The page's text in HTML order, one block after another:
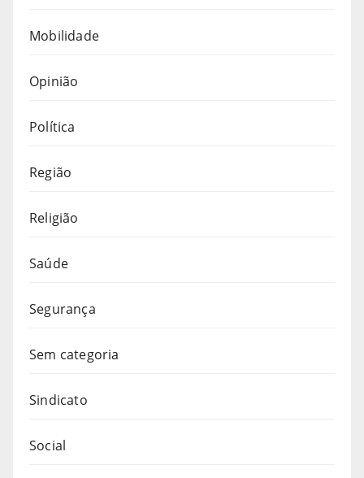
Mobilidade
Opinião
Política
Região
Religião
Saúde
Segurança
Sem categoria
Sindicato
Social